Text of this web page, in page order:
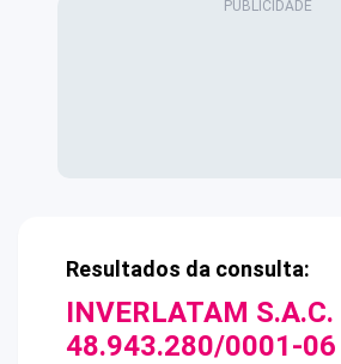
Resultados da consulta:
INVERLATAM S.A.C.
48.943.280/0001-06